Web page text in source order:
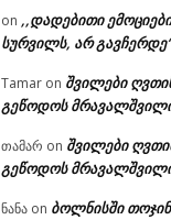
on ,,დადებითი
სურვილს, არ გავჩერდე“
Tamar on შვილები
გეწოდოს
თამარ on შვილები
გეწოდოს
ნანა on ბოლნისში